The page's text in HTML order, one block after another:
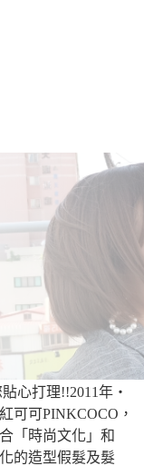
心打理!!2011年‧
可可PINKCOCO，
「時尚文化」和
的造型假髮及髮